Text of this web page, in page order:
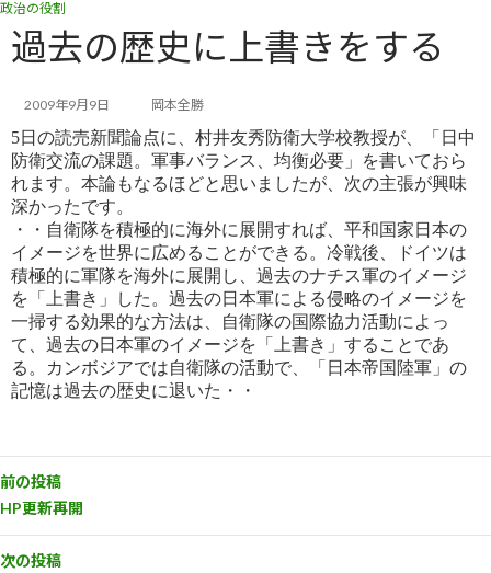
コ
ン
テ
ス
ッ
プ
ナ
ビ
ゲ
ン
移
動
政治の役割
過去の歴史に上書きをする
2009年9月9日 岡本全勝
5日の読売新聞論点に、村井友秀防衛大学校教授が、「日中
防衛交流の課題。軍事バランス、均衡必要」を書いておら
れます。本論もなるほどと思いましたが、次の主張が興味
深かったです。
・・自衛隊を積極的に海外に展開すれば、平和国家日本の
イメージを世界に広めることができる。冷戦後、ドイツは
積極的に軍隊を海外に展開し、過去のナチス軍のイメージ
を「上書き」した。過去の日本軍による侵略のイメージを
一掃する効果的な方法は、自衛隊の国際協力活動によっ
て、過去の日本軍のイメージを「上書き」することであ
る。カンボジアでは自衛隊の活動で、「日本帝国陸軍」の
記憶は過去の歴史に退いた・・
前の投稿
HP更新再開
次の投稿